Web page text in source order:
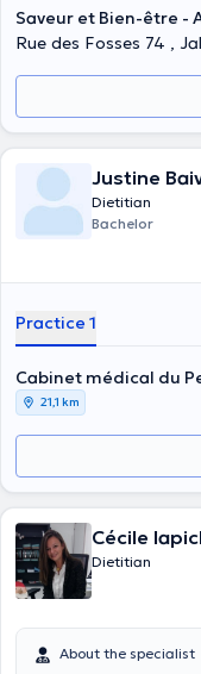
other pathology, and in
the long term by
within my office located
and at the Paramedical
Saveur et Bien-être -
Rue des Fosses 74 ,
Justine
Dietitian
Bachelor
Practice 1
Cabinet médical du
21,1 km
Cécile
Dietitian
About the specialist